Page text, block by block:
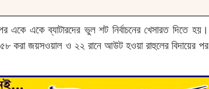
একে ব্যাটারদের ভুল শট নির্বাচনের খেসারত দিতে হয়।
করা জয়সওয়াল ও ২২ রানে আউট হওয়া রাহুলের বিদায়ের পর